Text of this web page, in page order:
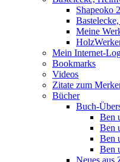
Shapeoko
Meine
Mein Internet-
Bookmarks
Videos
Zitate zum
Bücher
Buch-
Ben
Ben
Ben
Ben
Neues aus